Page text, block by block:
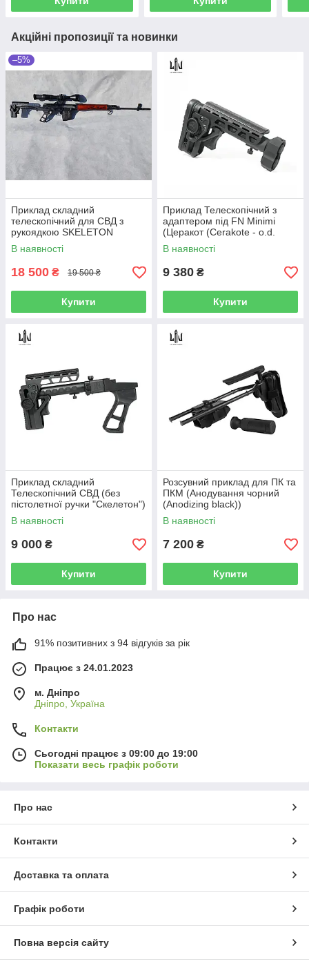
Акційні пропозиції та новинки
–5%
Приклад складний
телескопічний для СВД з
рукоядкою SKELETON
чорний
В наявності
18 500 ₴ 19 500 ₴
Купити
Приклад Телескопічний з
адаптером під FN Minimi
(Церакот (Cerakote - o.d.
green))
В наявності
9 380 ₴
Купити
Приклад складний
Телескопічний СВД (без
пістолетної ручки "Скелетон")
В наявності
9 000 ₴
Купити
Розсувний приклад для ПК та
ПКМ (Анодування чорний
(Anodizing black))
В наявності
7 200 ₴
Купити
Про нас
91% позитивних з 94 відгуків за рік
Працює з 24.01.2023
м. Дніпро
Дніпро, Україна
Контакти
Сьогодні працює з 09:00 до 19:00
Показати весь графік роботи
Про нас
Контакти
Доставка та оплата
Графік роботи
Повна версія сайту